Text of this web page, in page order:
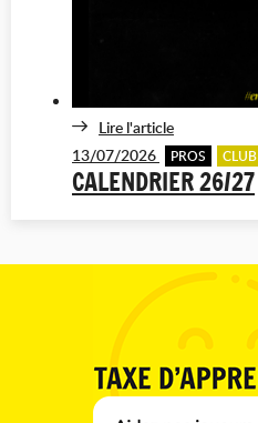
Lire l'article
13/07/2026
PROS CLUB
CALENDRIER 26/27